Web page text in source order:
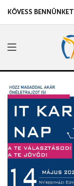
KÖVESS BENNÜNKET